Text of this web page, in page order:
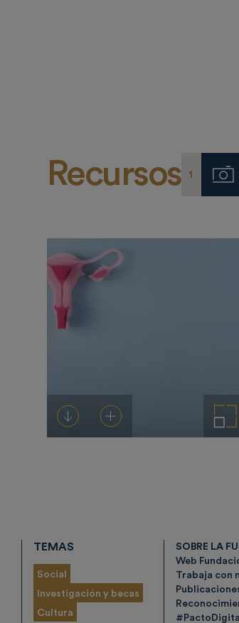
Recursos 1
DescargarAñadir al carrito
TEMAS
Social
Investigación y becas
Cultura
SOBRE LA
Web
Trabaja con